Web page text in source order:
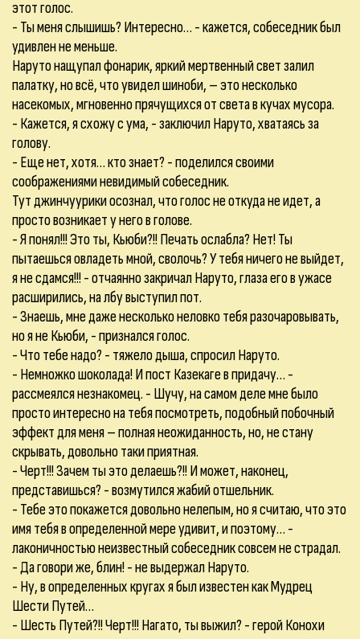
этот голос.
- Ты меня слышишь? Интересно… - кажется, собеседник был
удивлен не меньше.
Наруто нащупал фонарик, яркий мертвенный свет залил
палатку, но всё, что увидел шиноби, – это несколько
насекомых, мгновенно прячущихся от света в кучах мусора.
- Кажется, я схожу с ума, - заключил Наруто, хватаясь за
голову.
- Еще нет, хотя… кто знает? - поделился своими
соображениями невидимый собеседник.
Тут джинчуурики осознал, что голос не откуда не идет, а
просто возникает у него в голове.
- Я понял!!! Это ты, Кьюби?!! Печать ослабла? Нет! Ты
пытаешься овладеть мной, сволочь? У тебя ничего не выйдет,
я не сдамся!!! - отчаянно закричал Наруто, глаза его в ужасе
расширились, на лбу выступил пот.
- Знаешь, мне даже несколько неловко тебя разочаровывать,
но я не Кьюби, - признался голос.
- Что тебе надо? - тяжело дыша, спросил Наруто.
- Немножко шоколада! И пост Казекаге в придачу… -
рассмеялся незнакомец. - Шучу, на самом деле мне было
просто интересно на тебя посмотреть, подобный побочный
эффект для меня – полная неожиданность, но, не стану
скрывать, довольно таки приятная.
- Черт!!! Зачем ты это делаешь?!! И может, наконец,
представишься? - возмутился жабий отшельник.
- Тебе это покажется довольно нелепым, но я считаю, что это
имя тебя в определенной мере удивит, и поэтому… -
лаконичностью неизвестный собеседник совсем не страдал.
- Да говори же, блин! - не выдержал Наруто.
- Ну, в определенных кругах я был известен как Мудрец
Шести Путей…
- Шесть Путей?!! Черт!!! Нагато, ты выжил? - герой Конохи